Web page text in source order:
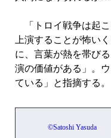
「トロイ戦争は起こ
上演することが怖い
に、言葉が熱を帯び
演の価値がある」。
ている」と指摘する
©Satoshi Yasuda